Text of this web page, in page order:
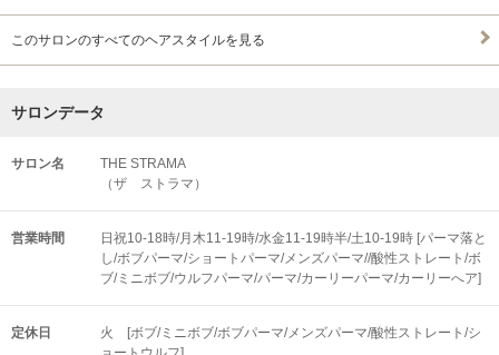
このサロンのすべてのヘアスタイルを見る
サロンデータ
サロン名
THE STRAMA
（ザ ストラマ）
営業時間
日祝10‐18時/月木11-19時/水金11-19時半/土10-19時 [パーマ落と
し/ボブパーマ/ショートパーマ/メンズパーマ//酸性ストレート/ボ
ブ/ミニボブ/ウルフパーマ/パーマ/カーリーパーマ/カーリーへア]
定休日
火 [ボブ/ミニボブ/ボブパーマ/メンズパーマ/酸性ストレート/シ